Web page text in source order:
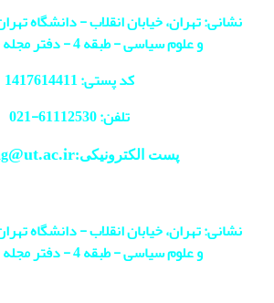
نشانی: تهران، خیابان انقلاب - دانشگاه
و علوم سیاسی - طبقه 4 - دفتر مجله - اتاق 413
کد پستی: 1417614411
تلفن: 61112530-
021
پست الکترونیکی:lawmag@ut.ac.ir
نشانی: تهران، خیابان انقلاب - دانشگاه
و علوم سیاسی - طبقه 4 - دفتر مجله - اتاق 413